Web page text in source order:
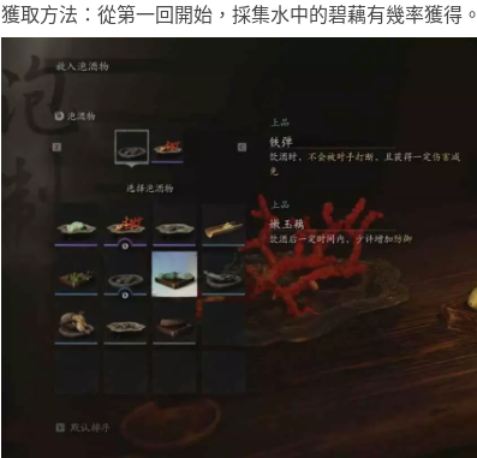
獲取方法：從第一回開始，採集水中的碧藕有幾率獲得。